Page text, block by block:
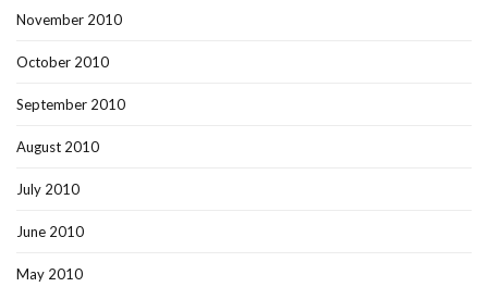
November 2010
October 2010
September 2010
August 2010
July 2010
June 2010
May 2010